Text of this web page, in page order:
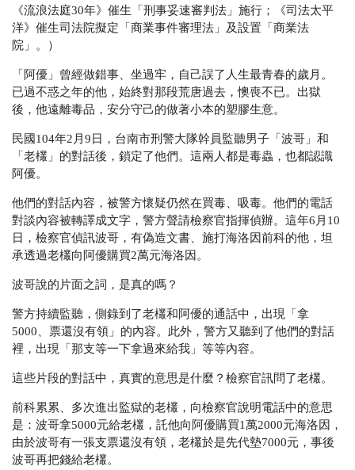
《流浪法庭30年》催生「刑事妥速審判法」施行；《司法太平
洋》催生司法院擬定「商業事件審理法」及設置「商業法
院」。）
「阿優」曾經做錯事、坐過牢，自己誤了人生最青春的歲月。
已過不惑之年的他，始終對那段荒唐過去，懊喪不已。出獄
後，他遠離毒品，安分守己的做著小本的塑膠生意。
民國104年2月9日，台南市刑警大隊幹員監聽男子「波哥」和
「老欉」的對話後，鎖定了他們。這兩人都是毒蟲，也都認識
阿優。
他們的對話內容，被警方懷疑仍然在買毒、吸毒。他們的電話
對談內容被轉譯成文字，警方聲請檢察官指揮偵辦。這年6月10
日，檢察官偵訊波哥，有偽造文書、施打海洛因前科的他，坦
承透過老欉向阿優購買2萬元海洛因。
波哥說的片面之詞，是真的嗎？
警方持續監聽，側錄到了老欉和阿優的通話中，出現「拿
5000、票還沒有領」的內容。此外，警方又聽到了他們的對話
裡，出現「那支等一下拿過來給我」等等內容。
這些片段的對話中，真實的意思是什麼？檢察官訊問了老欉。
前科累累、多次進出監獄的老欉，向檢察官說明電話中的意思
是：波哥拿5000元給老欉，託他向阿優購買1萬2000元海洛因，
由於波哥有一張支票還沒有領，老欉於是先代墊7000元，事後
波哥再把錢給老欉。